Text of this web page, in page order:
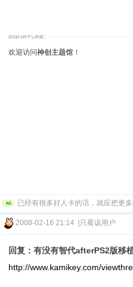
欢迎访问神创主题馆 ！
已经有很多好人卡的话，就应把更
2008-02-16 21:14 只看该用户
回复：有没有智代afterPS2版移
http://www.kamikey.com/